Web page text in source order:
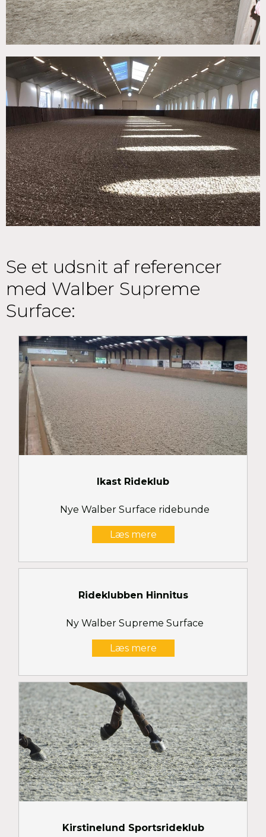
Se et udsnit af referencer
med Walber Supreme
Surface:
Ikast Rideklub
Nye Walber Surface ridebunde
Læs mere
Rideklubben Hinnitus
Ny Walber Supreme Surface
Læs mere
Kirstinelund Sportsrideklub